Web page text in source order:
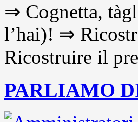
⇒ Cognetta,
l’hai)! ⇒
Ricostruire il
PARLIAMO